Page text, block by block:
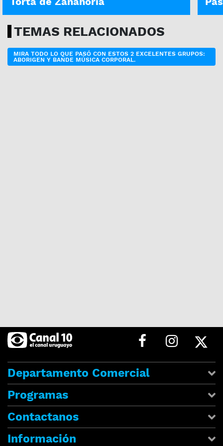
TEMAS RELACIONADOS
MIRA TODO LO QUE PASÓ CON ESTOS 2 EXCELENTES GRUPOS:
ABORIGEN Y BANDE MÚSICA CORPORAL.
Departamento Comercial
Programas
Contactanos
Información